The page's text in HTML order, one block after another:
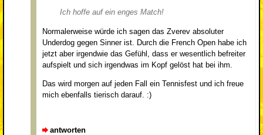
Ich hoffe auf ein enges Match!
Normalerweise würde ich sagen das Zverev absoluter
Underdog gegen Sinner ist. Durch die French Open habe ich
jetzt aber irgendwie das Gefühl, dass er wesentlich befreiter
aufspielt und sich irgendwas im Kopf gelöst hat bei ihm.
Das wird morgen auf jeden Fall ein Tennisfest und ich freue
mich ebenfalls tierisch darauf. :)
antworten